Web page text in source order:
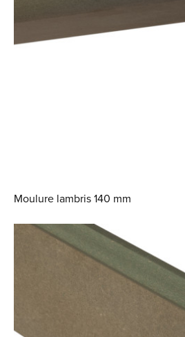
Moulure lambris 140 mm